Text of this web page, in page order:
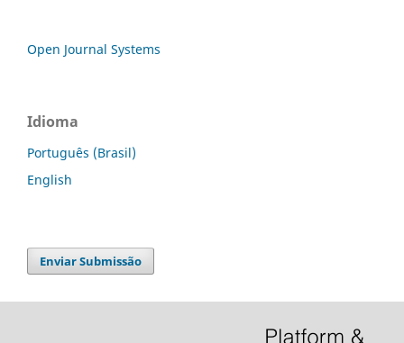
Open Journal Systems
Idioma
Português (Brasil)
English
Enviar Submissão